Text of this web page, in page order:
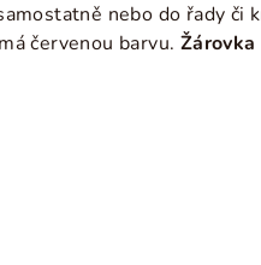
nebo do řady
červenou barvu.